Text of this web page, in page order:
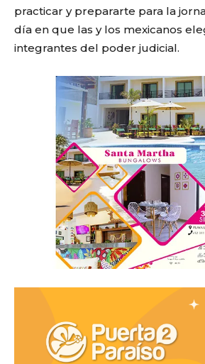
practicar y prepararte para la
día en que las y los mexicanos
integrantes del poder judicial.